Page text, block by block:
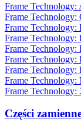
Frame Technology:
Frame
Frame
Frame
Frame
Frame
Frame
Frame
Frame
Części